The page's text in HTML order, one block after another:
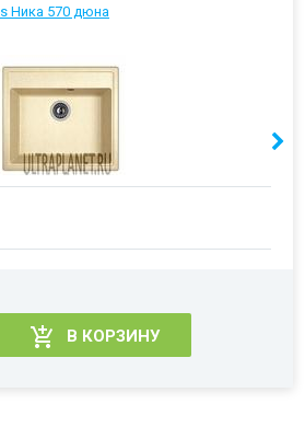
Ника 570 дюна
В КОРЗИНУ